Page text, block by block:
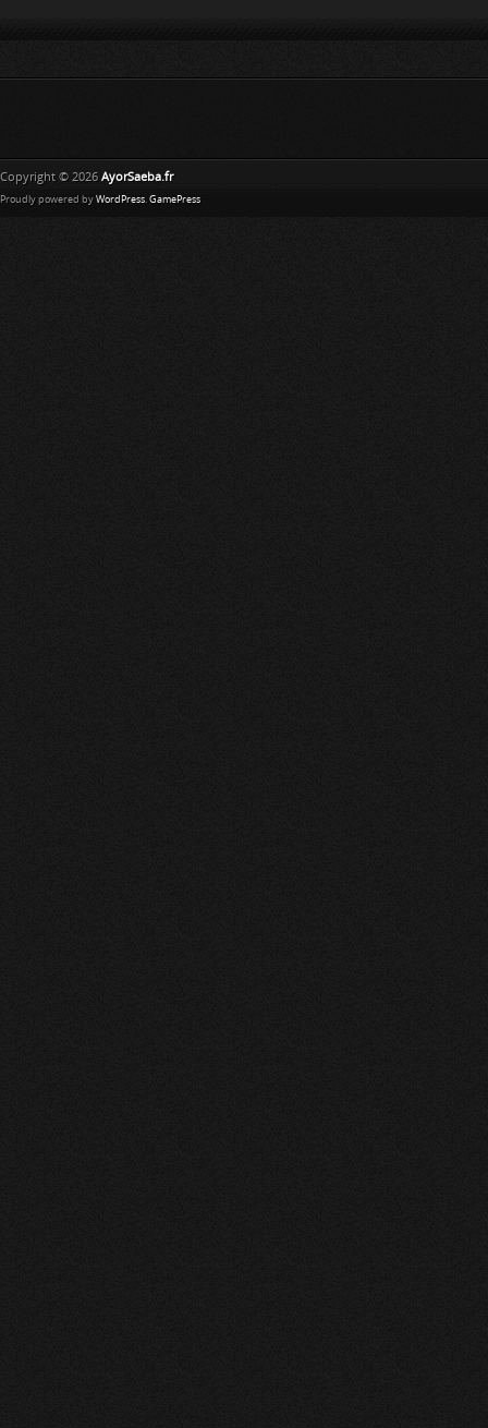
Copyright © 2026 AyorSaeba.fr
Proudly powered by WordPress. GamePress